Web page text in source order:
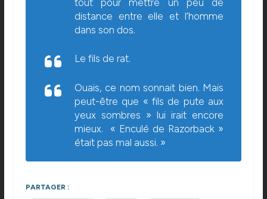
distance entre elle et l’homme
dans son dos.
Le fils de rat.
Ouais, ce nom sonnait bien. Mais
peut-être que « fils de pute aux
yeux sombres » lui irait encore
mieux. « Enculé de Razorback »
était pas mal aussi. »
PARTAGER :